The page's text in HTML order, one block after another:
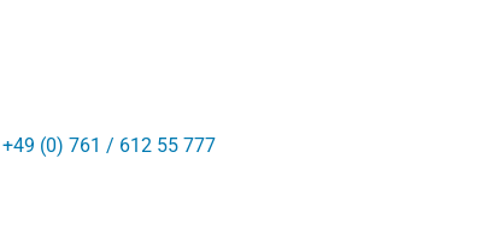
+49 (0) 761 / 612 55 777